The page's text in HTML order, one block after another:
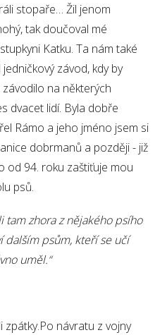
stopaře… Žil jenom
tak doučoval mé
Katku. Ta nám také
závod, kdy by
na některých
dvacet lidí. Byla dobře
Rámo a jeho jméno jsem si
dobrmanů a později - již
od 94. roku zaštiťuje mou
psů.
tam zhora z nějakého psího
dalším psům, kteří se učí
uměl.“
zpátky.Po návratu z vojny